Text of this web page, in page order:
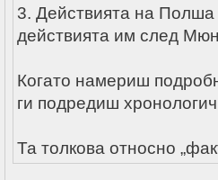
3. Действията на
действията им след
Когато намериш
ги подредиш
Та толкова относно